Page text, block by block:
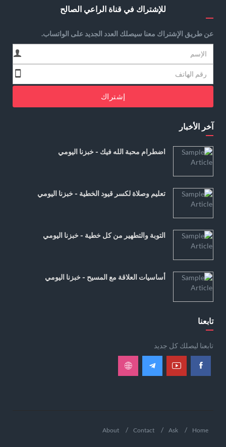
للإشتراك في قناة الراعي الصالح
عن طريق الإشتراك معنا سيصلك العدد الجديد على الواتساب.
إشتراك
آخر الأخبار
اضطرام محبة الله فيك - خبزنا اليومي
تعليم وصلاة لكسر قيود الخطية - خبزنا اليومي
التوبة والتطهير من كل خطية - خبزنا اليومي
أساسيات العلاقة مع المسيح - خبزنا اليومي
تابعنا
تابعنا ليصلك كل جديد
Home
Ask
Contact
About